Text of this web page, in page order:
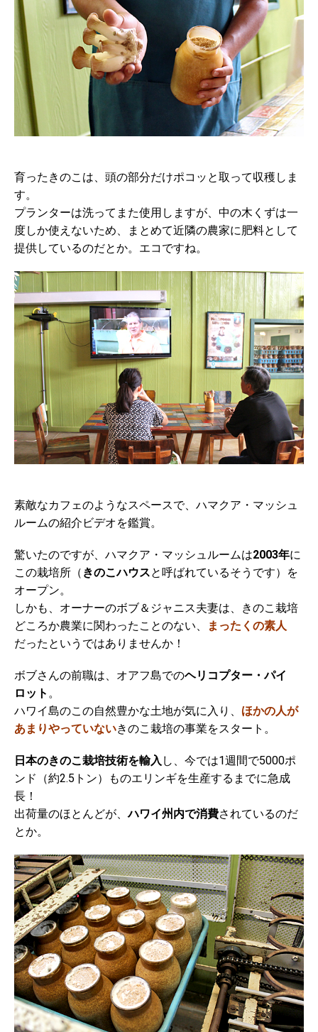
育ったきのこは、頭の部分だけポコッと取って収穫しま
す。
プランターは洗ってまた使用しますが、中の木くずは一
度しか使えないため、まとめて近隣の農家に肥料として
提供しているのだとか。エコですね。
素敵なカフェのようなスペースで、ハマクア・マッシュ
ルームの紹介ビデオを鑑賞。
驚いたのですが、ハマクア・マッシュルームは2003年に
この栽培所（ きのこハウスと呼ばれているそうです）を
オープン。
しかも、オーナーのボブ＆ジャニス夫妻は、きのこ栽培
どころか農業に関わったことのない、
まったくの素人
だったというではありませんか！
ボブさんの前職は、オアフ島でのヘリコプター・パイ
ロット 。
ハワイ島のこの自然豊かな土地が気に入り、 ほかの人が
あまりやっていないきのこ栽培の事業をスタート。
日本のきのこ栽培技術を輸入 し、今では1週間で5000ポ
ンド（約2.5トン）ものエリンギを生産するまでに急成
長！
出荷量のほとんどが、ハワイ州内で消費されているのだ
とか。